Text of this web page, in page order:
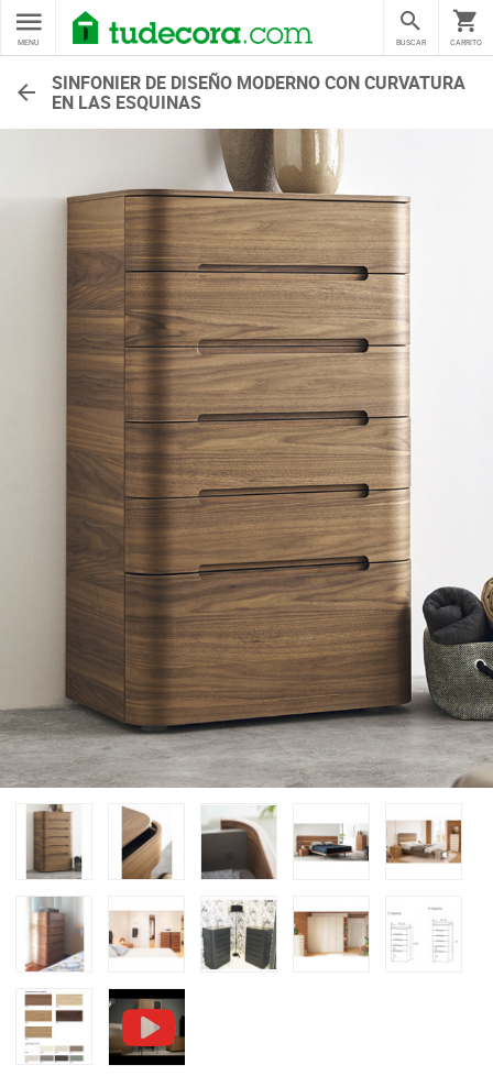
MENU CARRITO
BUSCAR
SINFONIER DE DISEÑO MODERNO CON CURVATURA
EN LAS ESQUINAS